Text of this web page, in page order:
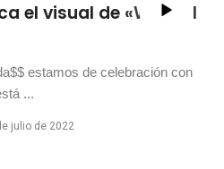
el visual de «Where I
estamos de celebración con
...
julio de 2022